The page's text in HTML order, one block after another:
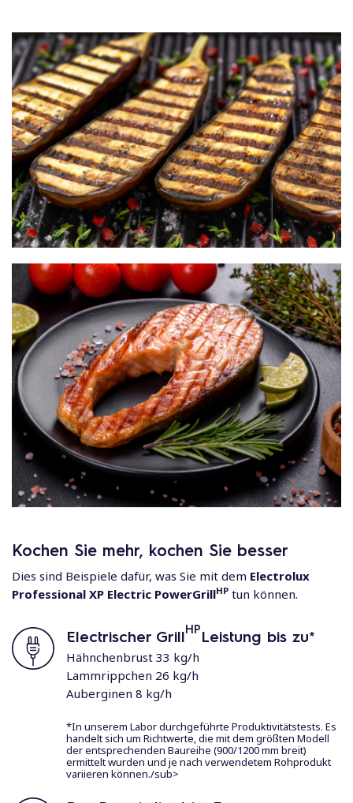
Kochen Sie mehr, kochen Sie besser
Dies sind Beispiele dafür, was Sie mit dem Electrolux
Professional XP Electric PowerGrillHP tun können.
Electrischer GrillHPLeistung bis zu*
Hähnchenbrust 33 kg/h
Lammrippchen 26 kg/h
Auberginen 8 kg/h
*In unserem Labor durchgeführte Produktivitätstests. Es
handelt sich um Richtwerte, die mit dem größten Modell
der entsprechenden Baureihe (900/1200 mm breit)
ermittelt wurden und je nach verwendetem Rohprodukt
variieren können./sub>